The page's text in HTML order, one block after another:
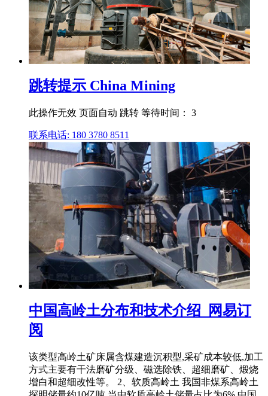
跳转提示 China Mining
此操作无效 页面自动 跳转 等待时间： 3
联系电话: 180 3780 8511
中国高岭土分布和技术介绍_网易订
阅
该类型高岭土矿床属含煤建造沉积型,采矿成本较低,加工
方式主要有干法磨矿分级、磁选除铁、超细磨矿、煅烧
增白和超细改性等。 2、软质高岭土 我国非煤系高岭土